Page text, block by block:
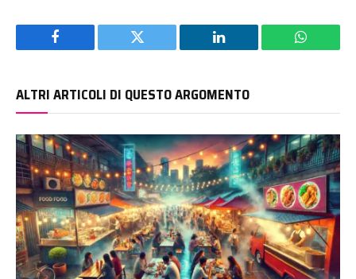
Facebook Twitter LinkedIn
ALTRI ARTICOLI DI QUESTO ARGOMENTO